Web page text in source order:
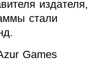
издателя,
стали
Games